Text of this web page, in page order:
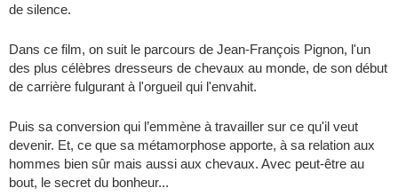
de silence.
Dans ce film, on suit le parcours de Jean-François Pignon, l'un
des plus célèbres dresseurs de chevaux au monde, de son début
de carrière fulgurant à l'orgueil qui l'envahit.
Puis sa conversion qui l’emmène à travailler sur ce qu'il veut
devenir. Et, ce que sa métamorphose apporte, à sa relation aux
hommes bien sûr mais aussi aux chevaux. Avec peut-être au
bout, le secret du bonheur...